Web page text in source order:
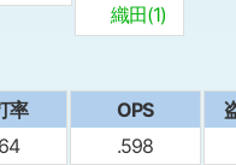
織田(1)
率
OPS
.598